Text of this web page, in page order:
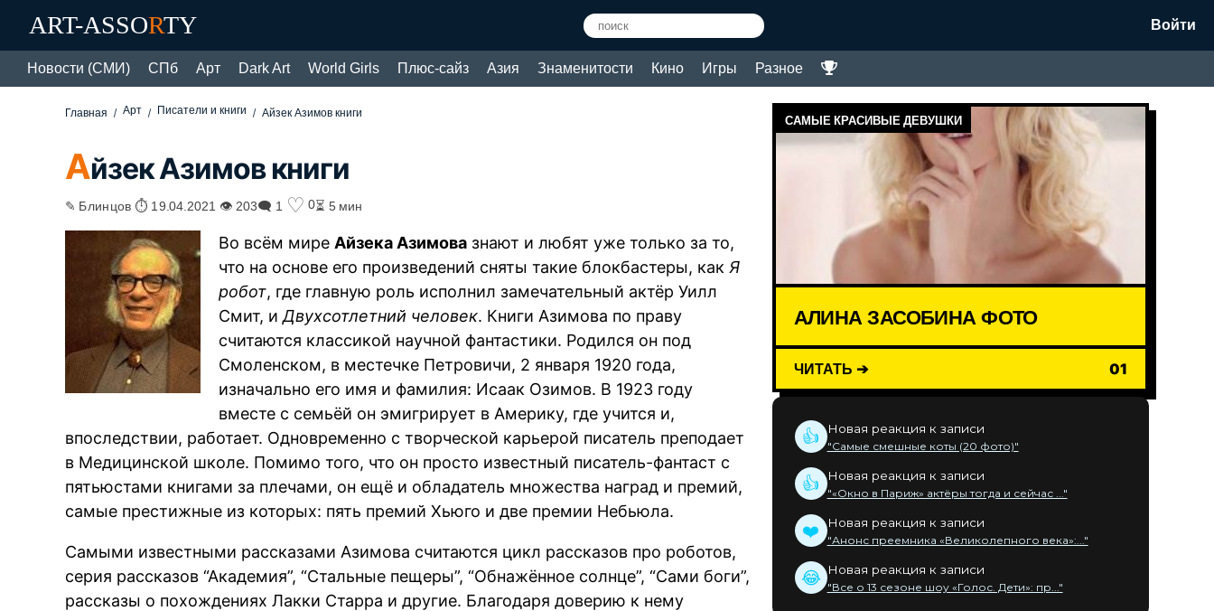
ART-ASSORTY Войти
Новости (СМИ) СПб Арт Dark Art World Girls Плюс-сайз Азия Знаменитости Кино Игры Разное
Главная Арт Писатели и книги Айзек Азимов книги
Айзек Азимов книги
✎ Блинцов ⏱ 19.04.2021 👁 203🗨 1 ♡ 0⏳ 5 мин
Во всём мире Айзека Азимова знают и любят уже только за то,
что на основе его произведений сняты такие блокбастеры, как Я
робот, где главную роль исполнил замечательный актёр Уилл
Смит, иДвухсотлетний человек. Книги Азимова по праву
считаются классикой научной фантастики. Родился он под
Смоленском, в местечке Петровичи, 2 января 1920 года,
изначально его имя и фамилия: Исаак Озимов. В 1923 году
вместе с семьёй он эмигрирует в Америку, где учится и,
впоследствии, работает. Одновременно с творческой карьерой писатель преподает
в Медицинской школе. Помимо того, что он просто известный писатель-фантаст с
пятьюстами книгами за плечами, он ещё и обладатель множества наград и премий,
самые престижные из которых: пять премий Хьюго и две премии Небьюла.
Самыми известными рассказами Азимова считаются цикл рассказов про роботов,
серия рассказов “Академия”, “Стальные пещеры”, “Обнажённое солнце”, “Сами боги”,
рассказы о похождениях Лакки Старра и другие. Благодаря доверию к нему
САМЫЕ КРАСИВЫЕ ДЕВУШКИ
АЛИНА ЗАСОБИНА ФОТО
ЧИТАТЬ ➔ 01
👍 Новая реакция к записи
"Самые смешные коты (20 фото)"
👍 Новая реакция к записи
"«Окно в Париж» актёры тогда и сейчас ..."
❤️ Новая реакция к записи
"Анонс преемника «Великолепного века»:..."
😂 Новая реакция к записи
"Все о 13 сезоне шоу «Голос. Дети»: пр..."